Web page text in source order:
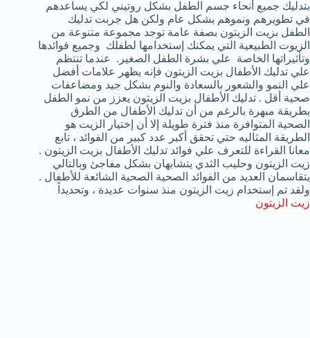
بتدليك جميع أنحاء جسم الطفل بشكل روتيني لكي يساعدهم
في تطويرهم ونموهم بشكل عام ولكن هل جربت تدليك
الطفل بزيت الزيتون بصفة عامة توجد مجموعة متنوعة من
الزيوت الطبيعية التي يمكنك إستخدامها لطفلك وجميع فوائدها
وتأثيراتها الخاصة علي بشرة الطفل الصغير. عندما تنتظم
علي تدليك الأطفال بزيت الزيتون فإنه يظهر علامات أفضل
علي النمو والشعور بالسعادة والنوم بشكل جيد ومضاعفات
صحية أقل . تدليك الأطفال بزيت الزيتون يعزز من نمو الطفل
بطريقة مبهرة بالرغم من أن تدليك الأطفال من الطرق
الصحية المتوافرة منذ فترة طويلة إلا أن إختيار الزيت هو
الطريقة المثاليه حتي تحقق أكبر عدد كبير من الفوائد ، تابع
معانا القراءة للتعرف علي فوائد تدليك الأطفال بزيت الزيتون .
زيت الزيتون وحليب الثدي يتشابهان بشكل مفاجئ وبالتالي
يتقاسمان العديد من الفوائد الصحية الصحية الشائعة للأطفال .
ولقد تم إستخدام زيت الزيتون منذ سنوات عديدة ، وتحديداً
زيت الزيتون